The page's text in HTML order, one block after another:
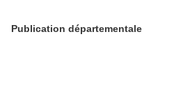
Publication départementale